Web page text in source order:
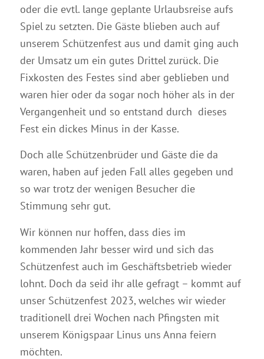
oder die evtl. lange geplante Urlaubsreise aufs
Spiel zu setzten. Die Gäste blieben auch auf
unserem Schützenfest aus und damit ging auch
der Umsatz um ein gutes Drittel zurück. Die
Fixkosten des Festes sind aber geblieben und
waren hier oder da sogar noch höher als in der
Vergangenheit und so entstand durch dieses
Fest ein dickes Minus in der Kasse.
Doch alle Schützenbrüder und Gäste die da
waren, haben auf jeden Fall alles gegeben und
so war trotz der wenigen Besucher die
Stimmung sehr gut.
Wir können nur hoffen, dass dies im
kommenden Jahr besser wird und sich das
Schützenfest auch im Geschäftsbetrieb wieder
lohnt. Doch da seid ihr alle gefragt – kommt auf
unser Schützenfest 2023, welches wir wieder
traditionell drei Wochen nach Pfingsten mit
unserem Königspaar Linus uns Anna feiern
möchten.